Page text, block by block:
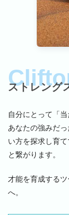
ストレング
自分にとって「
あなたの強みだ
い方を探求し育
と繋がります。
才能を育成する
へ。